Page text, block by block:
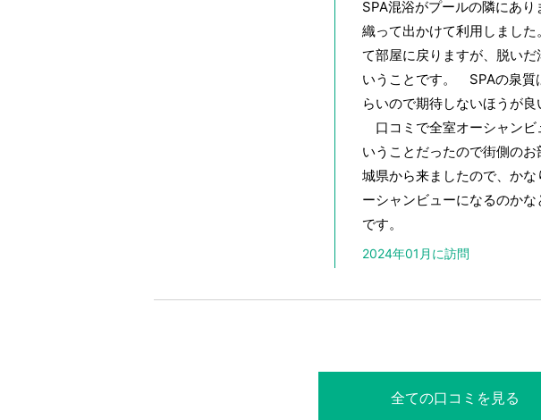
SPA混浴がプールの隣にあ
織って出かけて利用しまし
て部屋に戻りますが、脱い
いうことです。 SPAの泉質
らいので期待しないほうが
口コミで全室オーシャンビ
いうことだったので街側の
城県から来ましたので、か
ーシャンビューになるのか
です。
2024年01月に訪問
全ての口コミを見る